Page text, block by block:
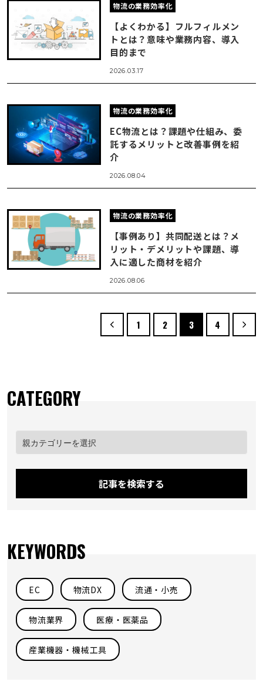
物流の業務効率化
【よくわかる】フルフィルメン
トとは？意味や業務内容、導入
目的まで
2026.03.17
物流の業務効率化
EC物流とは？課題や仕組み、委
託するメリットと改善事例を紹
介
2026.08.04
物流の業務効率化
【事例あり】共同配送とは？メ
リット・デメリットや課題、導
入に適した商材を紹介
2026.08.06
1 2 3 4
CATEGORY
記事を検索する
KEYWORDS
EC 物流DX 流通・小売
物流業界 医療・医薬品
産業機器・機械工具